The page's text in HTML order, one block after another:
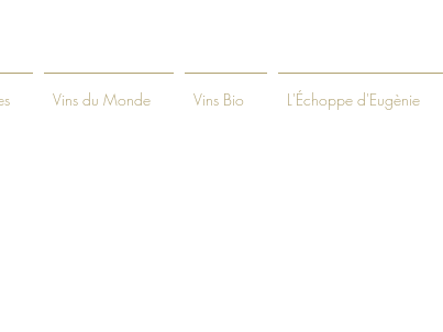
Vins du Monde Vins Bio L'Échoppe d'Eugènie